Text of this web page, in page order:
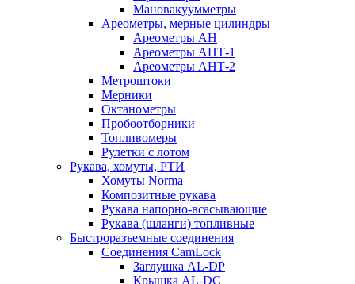
Мановакуумметры
Ареометры, мерные цилиндры
Ареометры АН
Ареометры АНТ-1
Ареометры АНТ-2
Метроштоки
Мерники
Октанометры
Пробоотборники
Топливомеры
Рулетки с лотом
Рукава, хомуты, РТИ
Хомуты Norma
Композитные рукава
Рукава напорно-всасывающие
Рукава (шланги) топливные
Быстроразъемные соединения
Соединения CamLock
Заглушка AL-DP
Крышка AL-DC